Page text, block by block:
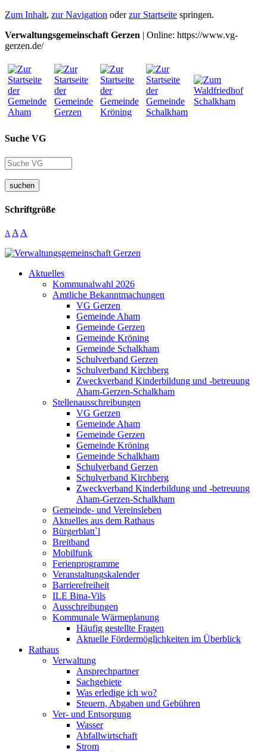
Zum Inhalt, zur Navigation oderzur Startseite springen.
Verwaltungsgemeinschaft Gerzen | Online: https://www.vg-
gerzen.de/
Suche VG
suchen
Schriftgröße
A A A
Aktuelles
Kommunalwahl 2026
Amtliche Bekanntmachungen
VG Gerzen
Gemeinde Aham
Gemeinde Gerzen
Gemeinde Kröning
Gemeinde Schalkham
Schulverband Gerzen
Schulverband Kirchberg
Zweckverband Kinderbildung und -betreuung
Aham-Gerzen-Schalkham
Stellenausschreibungen
VG Gerzen
Gemeinde Aham
Gemeinde Gerzen
Gemeinde Kröning
Gemeinde Schalkham
Schulverband Gerzen
Schulverband Kirchberg
Zweckverband Kinderbildung und -betreuung
Aham-Gerzen-Schalkham
Gemeinde- und Vereinsleben
Aktuelles aus dem Rathaus
Bürgerblatt`l
Breitband
Mobilfunk
Ferienprogramme
Veranstaltungskalender
Barrierefreiheit
ILE Bina-Vils
Ausschreibungen
Kommunale Wärmeplanung
Häufig gestellte Fragen
Aktuelle Fördermöglichkeiten im Überblick
Rathaus
Verwaltung
Ansprechpartner
Sachgebiete
Was erledige ich wo?
Steuern, Abgaben und Gebühren
Ver- und Entsorgung
Wasser
Abfallwirtschaft
Strom